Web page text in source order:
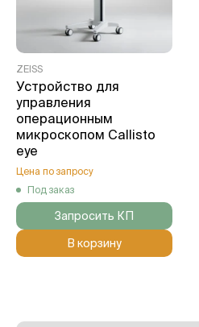
ZEISS
Устройство для
управления
операционным
микроскопом Callisto
eye
Цена по запросу
Под заказ
Запросить КП
В корзину